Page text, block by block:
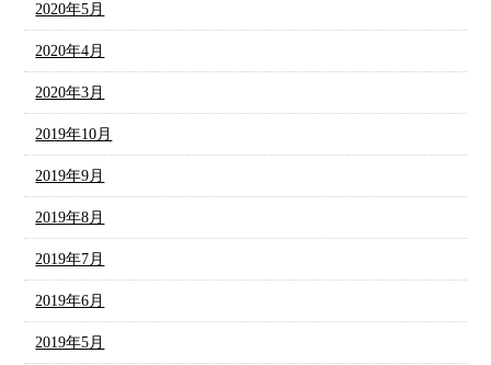
2020年5月
2020年4月
2020年3月
2019年10月
2019年9月
2019年8月
2019年7月
2019年6月
2019年5月